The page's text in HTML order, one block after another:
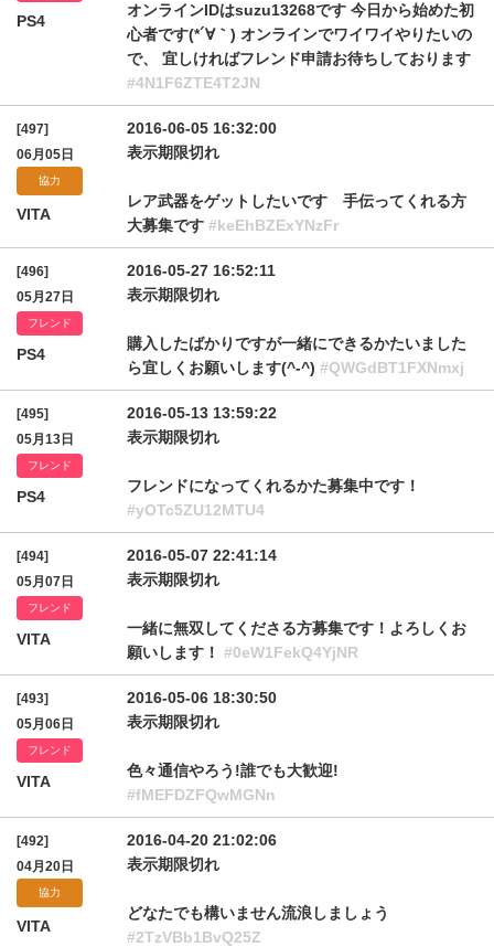
PS4
オンラインIDはsuzu13268です 今日から始めた初
心者です(*´∀｀) オンラインでワイワイやりたいの
で、 宜しければフレンド申請お待ちしております
#4N1F6ZTE4T2JN
[497]
06月05日
協力
VITA
2016-06-05 16:32:00
表示期限切れ
レア武器をゲットしたいです 手伝ってくれる方
大募集です #keEhBZExYNzFr
[496]
05月27日
フレンド
PS4
2016-05-27 16:52:11
表示期限切れ
購入したばかりですが一緒にできるかたいました
ら宜しくお願いします(^-^) #QWGdBT1FXNmxj
[495]
05月13日
フレンド
PS4
2016-05-13 13:59:22
表示期限切れ
フレンドになってくれるかた募集中です！
#yOTc5ZU12MTU4
[494]
05月07日
フレンド
VITA
2016-05-07 22:41:14
表示期限切れ
一緒に無双してくださる方募集です！よろしくお
願いします！ #0eW1FekQ4YjNR
[493]
05月06日
フレンド
VITA
2016-05-06 18:30:50
表示期限切れ
色々通信やろう!誰でも大歓迎!
#fMEFDZFQwMGNn
[492]
04月20日
協力
VITA
2016-04-20 21:02:06
表示期限切れ
どなたでも構いません流浪しましょう
#2TzVBb1BvQ25Z